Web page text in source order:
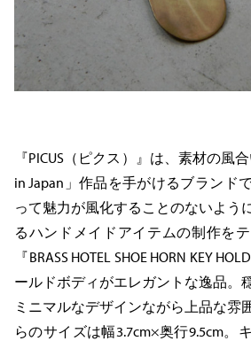
『PICUS（ピクス）』は、素材の風
in Japan」作品を手がけるブランド
って魅力が風化することのないよう
るハンドメイドアイテムの制作を
『BRASS HOTEL SHOE HORN KEY
ールドボディがエレガントな逸品。
ミニマルなデザインながら上品な雰
らのサイズは幅3.7cm×奥行9.5cm。